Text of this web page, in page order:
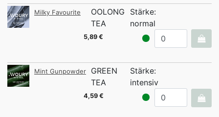
Milky Favourite
OOLONG
TEA
Stärke:
normal
5,89 €
Mint Gunpowder
GREEN
TEA
Stärke:
intensiv
4,59 €